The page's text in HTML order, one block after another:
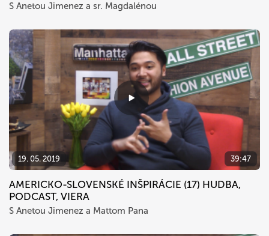
S Anetou Jimenez a sr. Magdalénou
19. 05. 2019 39:47
AMERICKO-SLOVENSKÉ INŠPIRÁCIE (17) HUDBA,
PODCAST, VIERA
S Anetou Jimenez a Mattom Pana